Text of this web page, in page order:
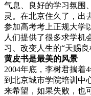
气息、良好的学习氛
灵。在北京住久了，出
参加高考考上正规大学
人们提供了很多求学机
习、改变人生的“天赐良
黄皮书是最美的风景
2004年底，李树君揣着
到北京城市学院培训中
来希望，如果失败，也